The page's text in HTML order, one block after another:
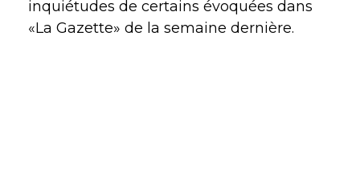
inquiétudes de certains évoquées dans
«La Gazette» de la semaine dernière.